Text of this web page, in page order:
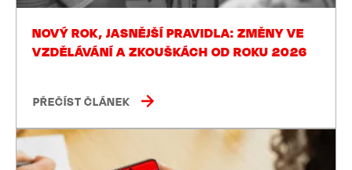
NOVÝ ROK, JASNĚJŠÍ PRAVIDLA: ZMĚNY VE
VZDĚLÁVÁNÍ A ZKOUŠKÁCH OD ROKU 2026
PŘEČÍST ČLÁNEK